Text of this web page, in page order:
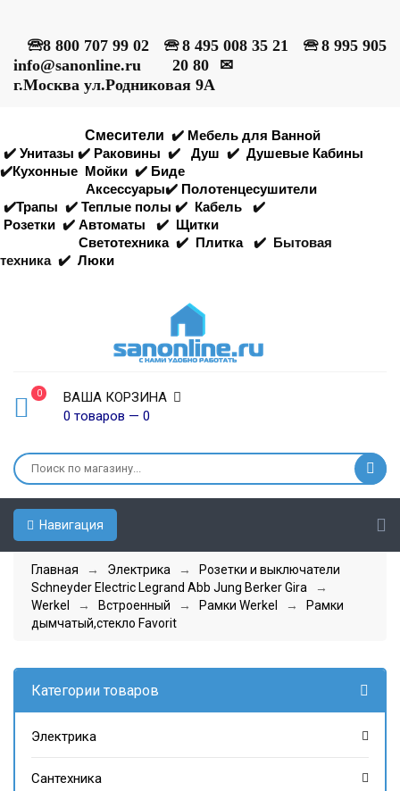
🕾8 800 707 99 02 🕾 8 495 008 35 21 🕾 8 995 905
20 80
✉
info@sanonline.ru
г.Москва ул.Родниковая 9А
Смесители ✔️ Мебель для Ванной
✔️ Унитазы ✔️ Раковины ✔️ Душ ✔️ Душевые Кабины
✔️Кухонные Мойки ✔️ Биде
Аксессуары✔️ Полотенцесушители
✔️Трапы ✔️ Теплые полы ✔️ Кабель
✔️
Розетки ✔️ Автоматы ✔️ Щитки
Светотехника ✔️ Плитка ✔️ Бытовая
техника ✔️ Люки
0
ВАША КОРЗИНА
0 товаров — 0
Навигация
Главная → Электрика →
Розетки и выключатели
Schneyder Electric Legrand Abb Jung Berker Gira
→
Werkel
→ Встроенный → Рамки Werkel →
Рамки
дымчатый,стекло Favorit
Категории товаров
Электрика
Сантехника